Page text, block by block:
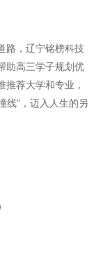
路，辽宁铭榜科技
助高三学子规划优
荐大学和专业，
线”，迈入人生的另